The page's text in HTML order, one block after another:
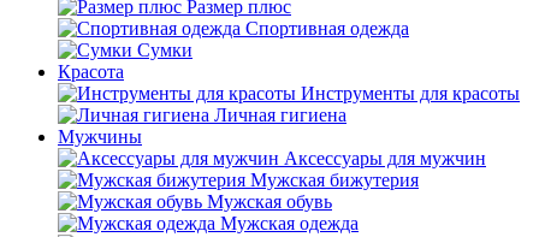
Размер плюс
Спортивная одежда
Сумки
Красота
Инструменты для красоты
Личная гигиена
Мужчины
Аксессуары для мужчин
Мужская бижутерия
Мужская обувь
Мужская одежда